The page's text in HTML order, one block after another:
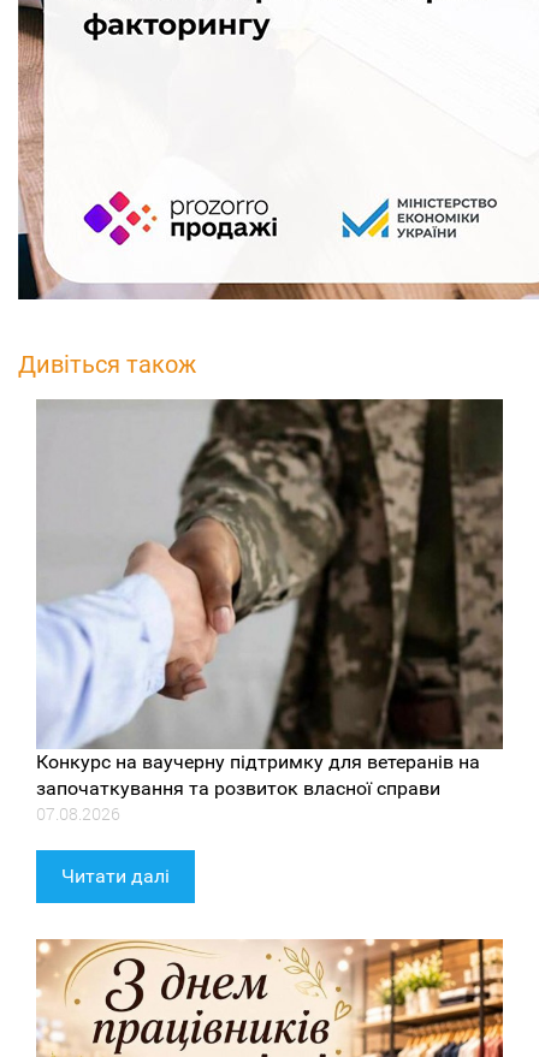
Дивіться також
Конкурс на ваучерну підтримку для ветеранів на
започаткування та розвиток власної справи
07.08.2026
Читати далі